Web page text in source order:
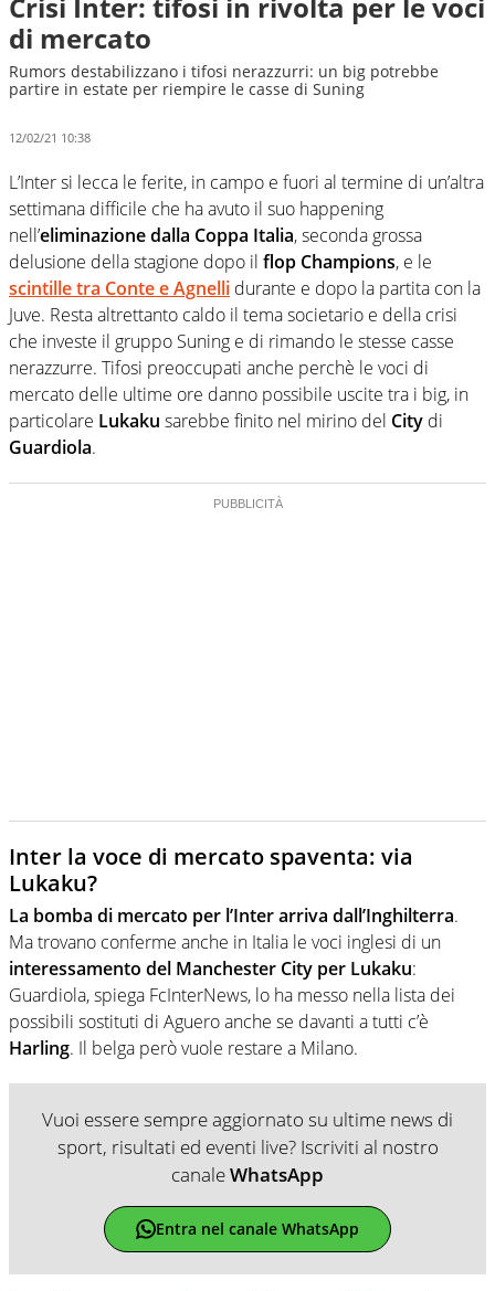
di mercato
Rumors destabilizzano i tifosi nerazzurri: un big potrebbe
partire in estate per riempire le casse di Suning
12/02/21 10:38
L’Inter si lecca le ferite, in campo e fuori al termine di un’altra
settimana difficile che ha avuto il suo happening
nell’eliminazione dalla Coppa Italia, seconda grossa
delusione della stagione dopo il flop Champions, e le
scintille tra Conte e Agnelli durante e dopo la partita con la
Juve. Resta altrettanto caldo il tema societario e della crisi
che investe il gruppo Suning e di rimando le stesse casse
nerazzurre. Tifosi preoccupati anche perchè le voci di
mercato delle ultime ore danno possibile uscite tra i big, in
particolare Lukaku sarebbe finito nel mirino del City di
Guardiola.
Inter la voce di mercato spaventa: via
Lukaku?
La bomba di mercato per l’Inter arriva dall’Inghilterra.
Ma trovano conferme anche in Italia le voci inglesi di un
interessamento del Manchester City per Lukaku:
Guardiola, spiega FcInterNews, lo ha messo nella lista dei
possibili sostituti di Aguero anche se davanti a tutti c’è
Harling. Il belga però vuole restare a Milano.
Vuoi essere sempre aggiornato su ultime news di
sport, risultati ed eventi live? Iscriviti al nostro
canaleWhatsApp
Entra nel canale WhatsApp